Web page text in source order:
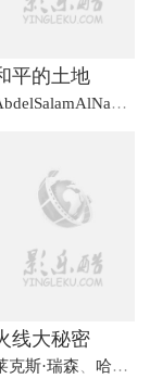
平的土地
AbdelSalamAlNabulsy
线大秘密
克斯·瑞森 哈里·摩根